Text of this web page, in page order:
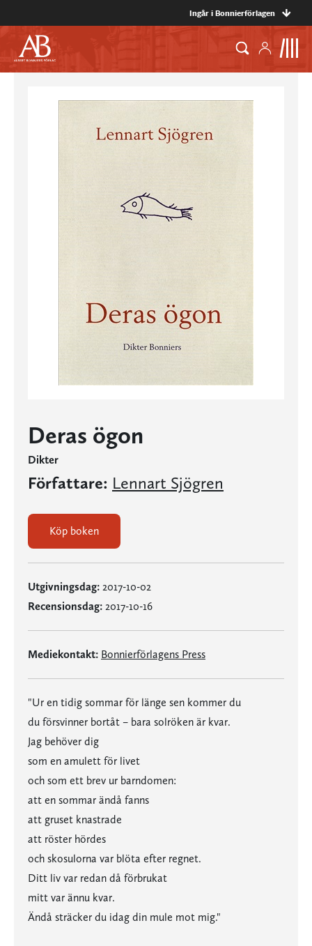
Ingår i Bonnierförlagen
Deras ögon
Dikter
Författare: Lennart Sjögren
Köp boken
Utgivningsdag: 2017-10-02
Recensionsdag: 2017-10-16
Mediekontakt: Bonnierförlagens Press
"Ur en tidig sommar för länge sen kommer du
du försvinner bortåt – bara solröken är kvar.
Jag behöver dig
som en amulett för livet
och som ett brev ur barndomen:
att en sommar ändå fanns
att gruset knastrade
att röster hördes
och skosulorna var blöta efter regnet.
Ditt liv var redan då förbrukat
mitt var ännu kvar.
Ändå sträcker du idag din mule mot mig."